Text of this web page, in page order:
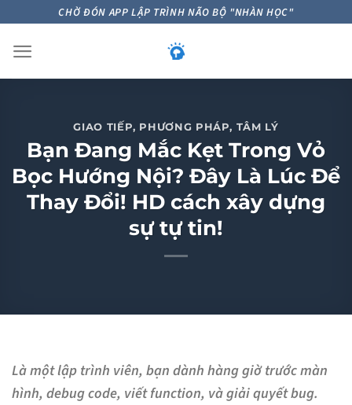
content
CHỜ ĐÓN APP LẬP TRÌNH NÃO BỘ "NHÀN HỌC"
GIAO TIẾP, PHƯƠNG PHÁP, TÂM LÝ
Bạn Đang Mắc Kẹt Trong Vỏ
Bọc Hướng Nội? Đây Là Lúc Để
Thay Đổi! HD cách xây dựng
sự tự tin!
Là một lập trình viên, bạn dành hàng giờ trước màn
hình, debug code, viết function, và giải quyết bug.